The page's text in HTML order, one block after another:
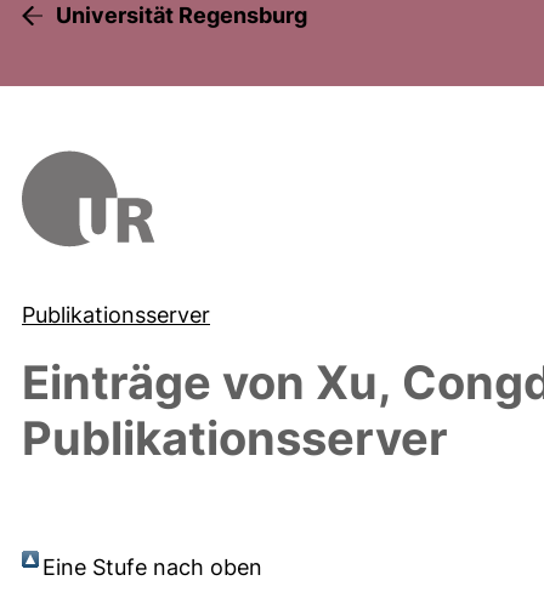
Universität Regensburg
Publikationsserver
Einträge von Xu,
Publikationsserver
Eine Stufe nach oben